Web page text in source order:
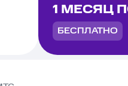
1 МЕСЯЦ
БЕСПЛАТНО